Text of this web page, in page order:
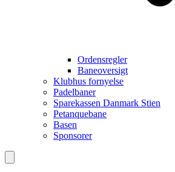
Ordensregler
Baneoversigt
Klubhus fornyelse
Padelbaner
Sparekassen Danmark Stien
Petanquebane
Basen
Sponsorer